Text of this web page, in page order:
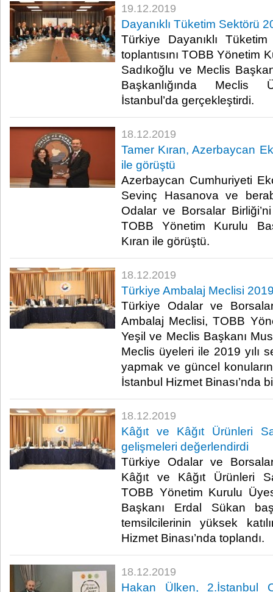
19.12.2019
Dayanıklı Tüketim Sektörü
Türkiye Dayanıklı
toplantısını TOBB Yönetim
Sadıkoğlu ve Meclis
Başkanlığında Meclis
İstanbul’da gerçekleştirdi.​
18.12.2019
Tamer Kıran, Azerbaycan
ile görüştü
Azerbaycan Cumhuriyeti
Sevinç Hasanova ve
Odalar ve Borsalar
TOBB Yönetim Kurulu
Kıran ile görüştü. ​
18.12.2019
Türkiye Ambalaj Meclisi
Türkiye Odalar ve
Ambalaj Meclisi, TOBB
Yeşil ve Meclis Başkanı
Meclis üyeleri ile 2019 yılı
yapmak ve güncel
İstanbul Hizmet Binası’nda
18.12.2019
Kâğıt ve Kâğıt Ürünleri
gelişmeleri değerlendirdi
Türkiye Odalar ve
Kâğıt ve Kâğıt Ürünleri
TOBB Yönetim Kurulu
Başkanı Erdal Sükan
temsilcilerinin yüksek
Hizmet Binası’nda toplandı.​
18.12.2019
Hakan Ülken, 2.İstanbul